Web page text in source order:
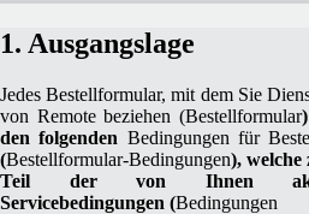
1. Ausgangslage
Jedes Bestellformular, mit dem Sie
von Remote beziehen (Bestellformular
den folgenden Bedingungen für
(Bestellformular-Bedingungen), welche
Teil der von Ihnen
Servicebedingungen (Bedingungen